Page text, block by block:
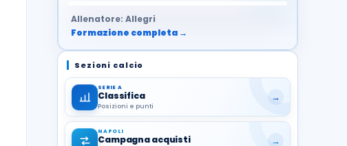
Allenatore: Allegri
Formazione completa →
Sezioni calcio
SERIE A
Classifica
Posizioni e punti
→
NAPOLI
Campagna acquisti →